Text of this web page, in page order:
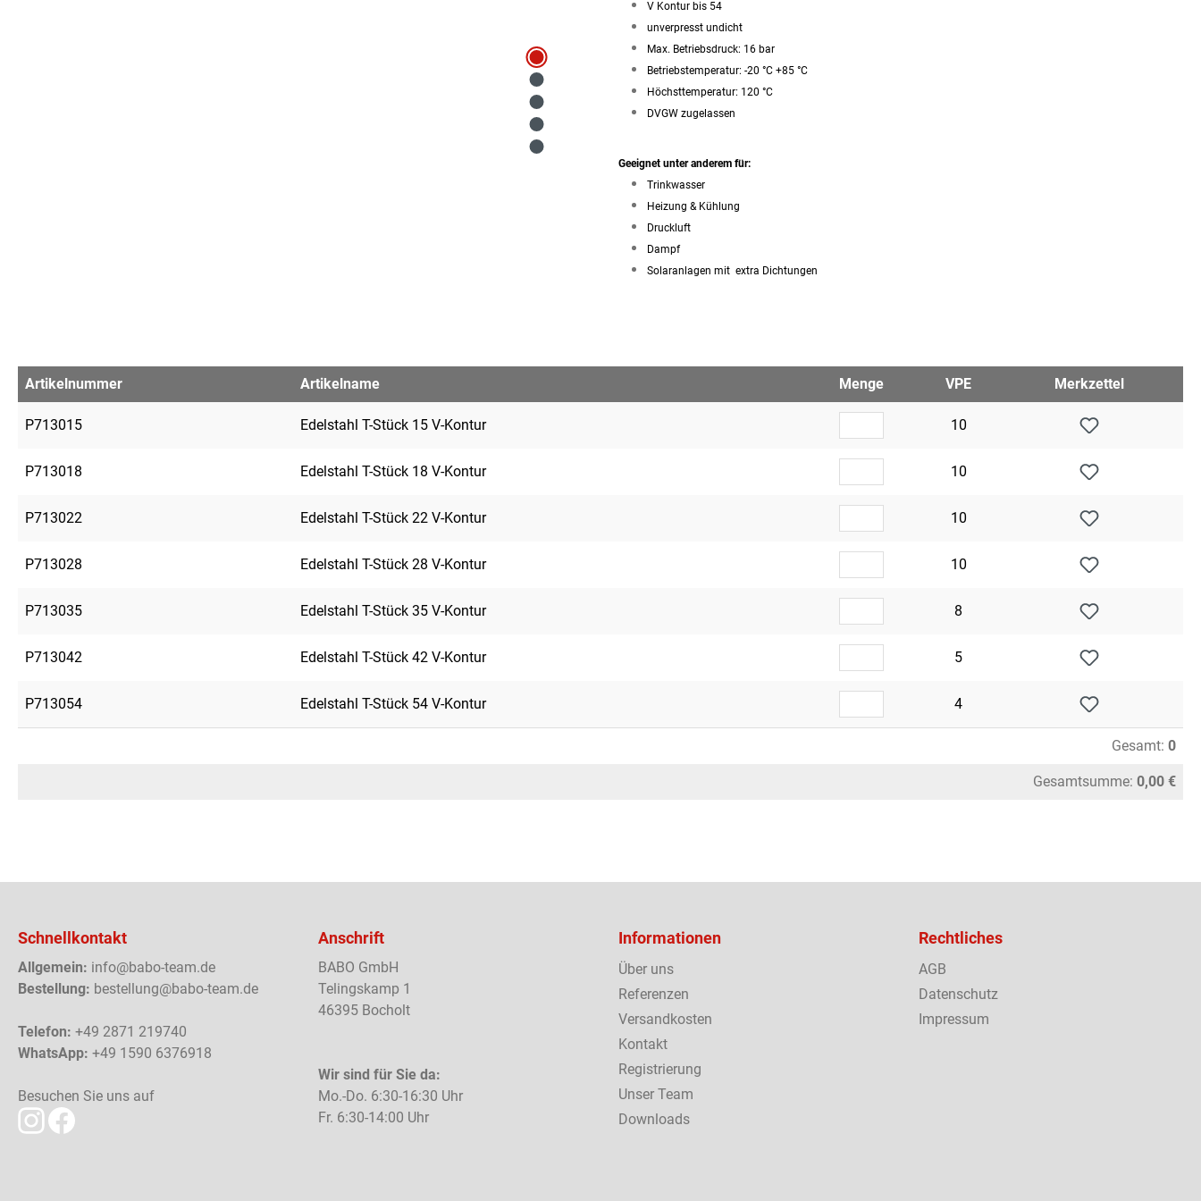
V Kontur bis 54
unverpresst undicht
Max. Betriebsdruck: 16 bar
Betriebstemperatur: -20 °C +85 °C
Höchsttemperatur: 120 °C
DVGW zugelassen
Geeignet unter anderem für:
Trinkwasser
Heizung & Kühlung
Druckluft
Dampf
Solaranlagen mit extra Dichtungen
Artikelnummer Artikelname Menge VPE Merkzettel
P713015 Edelstahl T-Stück 15 V-Kontur 10
P713018 Edelstahl T-Stück 18 V-Kontur 10
P713022 Edelstahl T-Stück 22 V-Kontur 10
P713028 Edelstahl T-Stück 28 V-Kontur 10
P713035 Edelstahl T-Stück 35 V-Kontur 8
P713042 Edelstahl T-Stück 42 V-Kontur 5
P713054 Edelstahl T-Stück 54 V-Kontur 4
Gesamt: 0
Gesamtsumme: 0,00 €
Schnellkontakt
Allgemein: info@babo-team.de
Bestellung: bestellung@babo-team.de
Telefon: +49 2871 219740
WhatsApp: +49 1590 6376918
Besuchen Sie uns auf
Anschrift
BABO GmbH
Telingskamp 1
46395 Bocholt
Wir sind für Sie da:
Mo.-Do. 6:30-16:30 Uhr
Fr. 6:30-14:00 Uhr
Informationen
Über uns
Referenzen
Versandkosten
Kontakt
Registrierung
Unser Team
Downloads
Rechtliches
AGB
Datenschutz
Impressum